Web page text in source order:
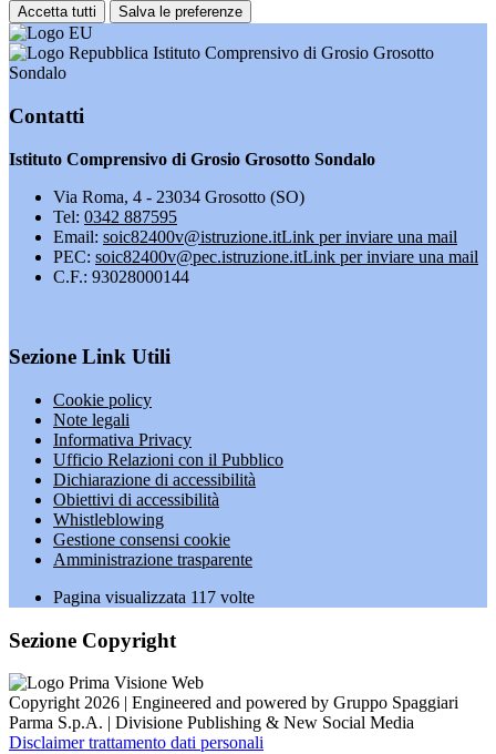
Accetta tutti Salva le preferenze
Istituto Comprensivo di Grosio Grosotto
Sondalo
Contatti
Istituto Comprensivo di Grosio Grosotto Sondalo
Via Roma, 4 - 23034 Grosotto (SO)
Tel: 0342 887595
Email: soic82400v@istruzione.itLink per inviare una mail
PEC: soic82400v@pec.istruzione.itLink per inviare una mail
C.F.: 93028000144
Sezione Link Utili
Cookie policy
Note legali
Informativa Privacy
Ufficio Relazioni con il Pubblico
Dichiarazione di accessibilità
Obiettivi di accessibilità
Whistleblowing
Gestione consensi cookie
Amministrazione trasparente
Pagina visualizzata 117 volte
Sezione Copyright
Copyright 2026 | Engineered and powered by Gruppo Spaggiari
Parma S.p.A. | Divisione Publishing & New Social Media
Disclaimer trattamento dati personali